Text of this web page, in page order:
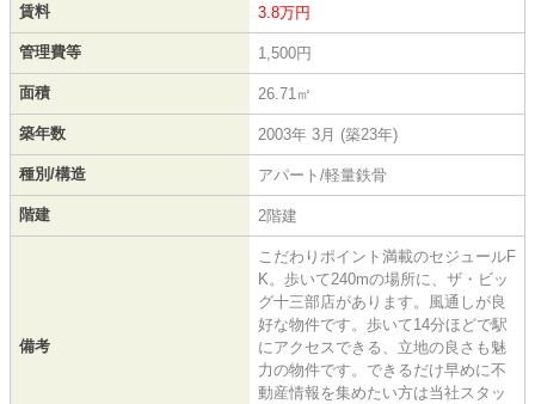
賃料 3.8万円
管理費等 1,500円
面積 26.71㎡
築年数 2003年 3月 (築23年)
種別/構造 アパート/軽量鉄骨
階建 2階建
備考
こだわりポイント満載のセジュールF
K。歩いて240mの場所に、ザ・ビッ
グ十三部店があります。風通しが良
好な物件です。歩いて14分ほどで駅
にアクセスできる、立地の良さも魅
力の物件です。できるだけ早めに不
動産情報を集めたい方は当社スタッ